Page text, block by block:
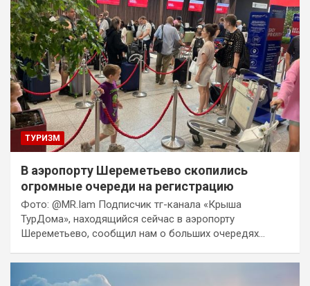
ТУРИЗМ
В аэропорту Шереметьево скопились
огромные очереди на регистрацию
Фото: @MR.Iam Подписчик тг-канала «Крыша
ТурДома», находящийся сейчас в аэропорту
Шереметьево, сообщил нам о больших очередях…